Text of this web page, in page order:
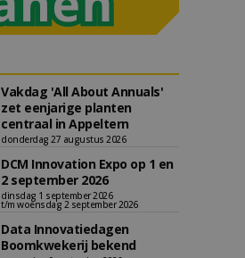
Vakdag 'All About Annuals'
zet eenjarige planten
centraal in Appeltern
donderdag 27 augustus 2026
DCM Innovation Expo op 1 en
2 september 2026
dinsdag 1 september 2026
t/m woensdag 2 september 2026
Data Innovatiedagen
Boomkwekerij bekend